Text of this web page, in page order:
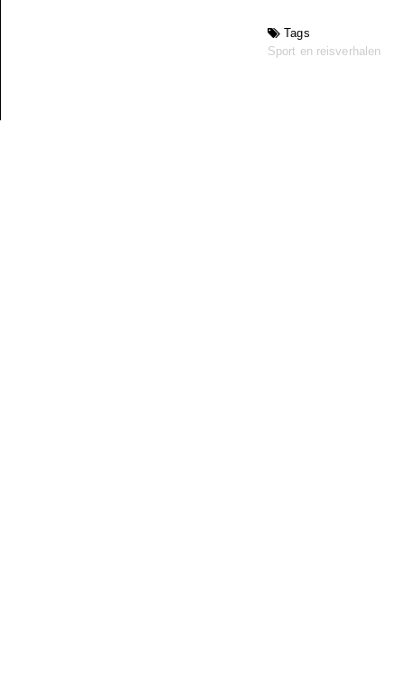
Tags
Sport en reisverhalen